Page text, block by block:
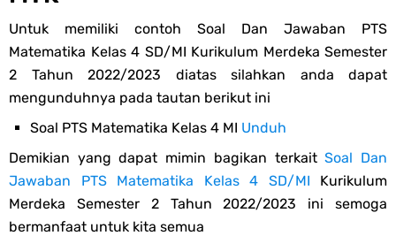
Untuk memiliki contoh Soal Dan Jawaban PTS
Matematika Kelas 4 SD/MI Kurikulum Merdeka Semester
2 Tahun 2022/2023 diatas silahkan anda dapat
mengunduhnya pada tautan berikut ini
Soal PTS Matematika Kelas 4 MI Unduh
Demikian yang dapat mimin bagikan terkaitSoal Dan
Jawaban PTS Matematika Kelas 4 SD/MI Kurikulum
Merdeka Semester 2 Tahun 2022/2023 ini semoga
bermanfaat untuk kita semua